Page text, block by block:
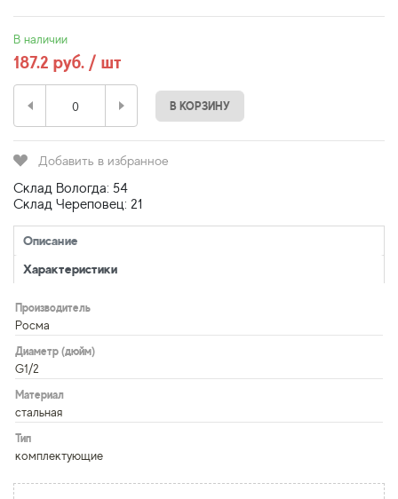
В наличии
187.2 руб. / шт
В КОРЗИНУ
Добавить в избранное
Склад Вологда: 54
Склад Череповец: 21
Описание
Характеристики
Производитель
Росма
Диаметр (дюйм)
G1/2
Материал
стальная
Тип
комплектующие